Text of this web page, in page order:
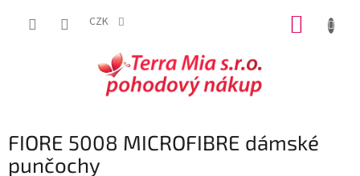
CZK
FIORE 5008 MICROFIBRE dámské
punčochy